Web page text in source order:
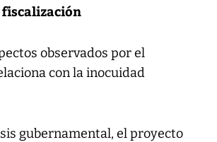
fiscalización
observados por el
con la inocuidad
gubernamental, el proyecto